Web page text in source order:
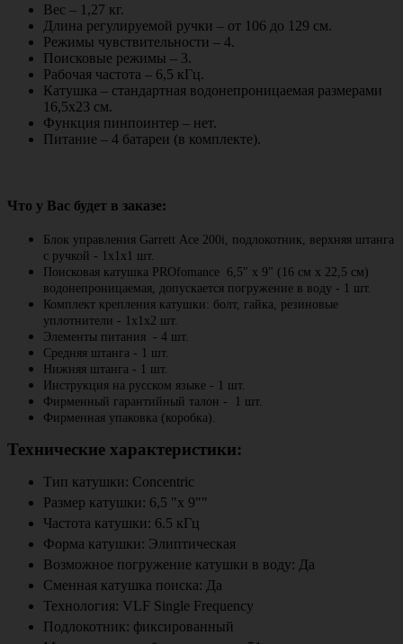
Вес – 1,27 кг.
Длина регулируемой ручки – от 106 до 129 см.
Режимы чувствительности – 4.
Поисковые режимы – 3.
Рабочая частота – 6,5 кГц.
Катушка – стандартная водонепроницаемая размерами
16,5х23 см.
Функция пинпоинтер – нет.
Питание – 4 батареи (в комплекте).
Что у Вас будет в заказе:
Блок управления Garrett Асе 200i, подлокотник, верхняя штанга
с ручкой - 1х1х1 шт.
Поисковая катушка PROfomance 6,5" х 9" (16 см х 22,5 см)
водонепроницаемая, допускается погружение в воду - 1 шт.
Комплект крепления катушки: болт, гайка, резиновые
уплотнители - 1х1х2 шт.
Элементы питания - 4 шт.
Средняя штанга - 1 шт.
Нижняя штанга - 1 шт.
Инструкция на русском языке - 1 шт.
Фирменный гарантийный талон - 1 шт.
Фирменная упаковка (коробка).
Технические характеристики:
Тип катушки: Concentric
Размер катушки: 6,5 "х 9""
Частота катушки: 6.5 кГц
Форма катушки: Элиптическая
Возможное погружение катушки в воду: Да
Сменная катушка поиска: Да
Технология: VLF Single Frequency
Подлокотник: фиксированный